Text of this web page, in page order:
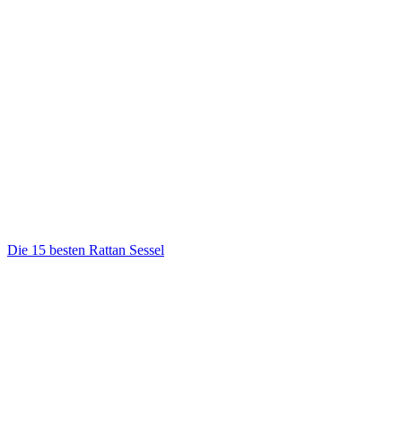
Die 15 besten Rattan Sessel